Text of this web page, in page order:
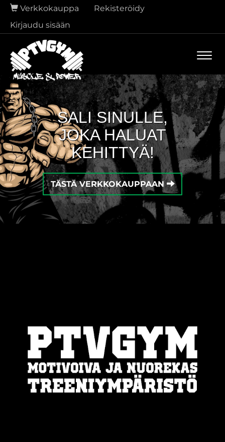
Verkkokauppa
Rekisteröidy
Kirjaudu sisään
SALI SINULLE,
JOKA HALUAT
KEHITTYÄ!
TÄSTÄ VERKKOKAUPPAAN